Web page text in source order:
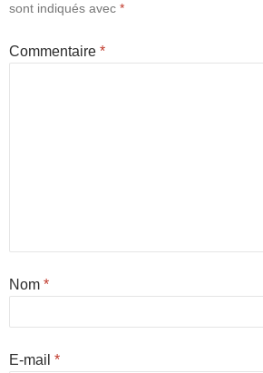
sont indiqués avec *
Commentaire *
Nom *
E-mail *